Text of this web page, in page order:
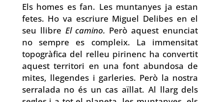
Els homes es fan. Les muntanyes ja estan
fetes. Ho va escriure Miguel Delibes en el
seu llibre El camino. Però aquest enunciat
no sempre es compleix. La immensitat
topogràfica del relleu pirinenc ha convertit
aquest territori en una font abundosa de
mites, llegendes i garleries. Però la nostra
serralada no és un cas aïllat. Al llarg dels